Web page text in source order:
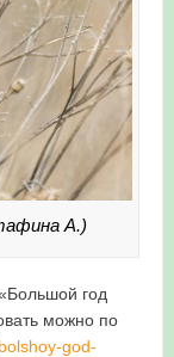
А.)
год
можно по
god-